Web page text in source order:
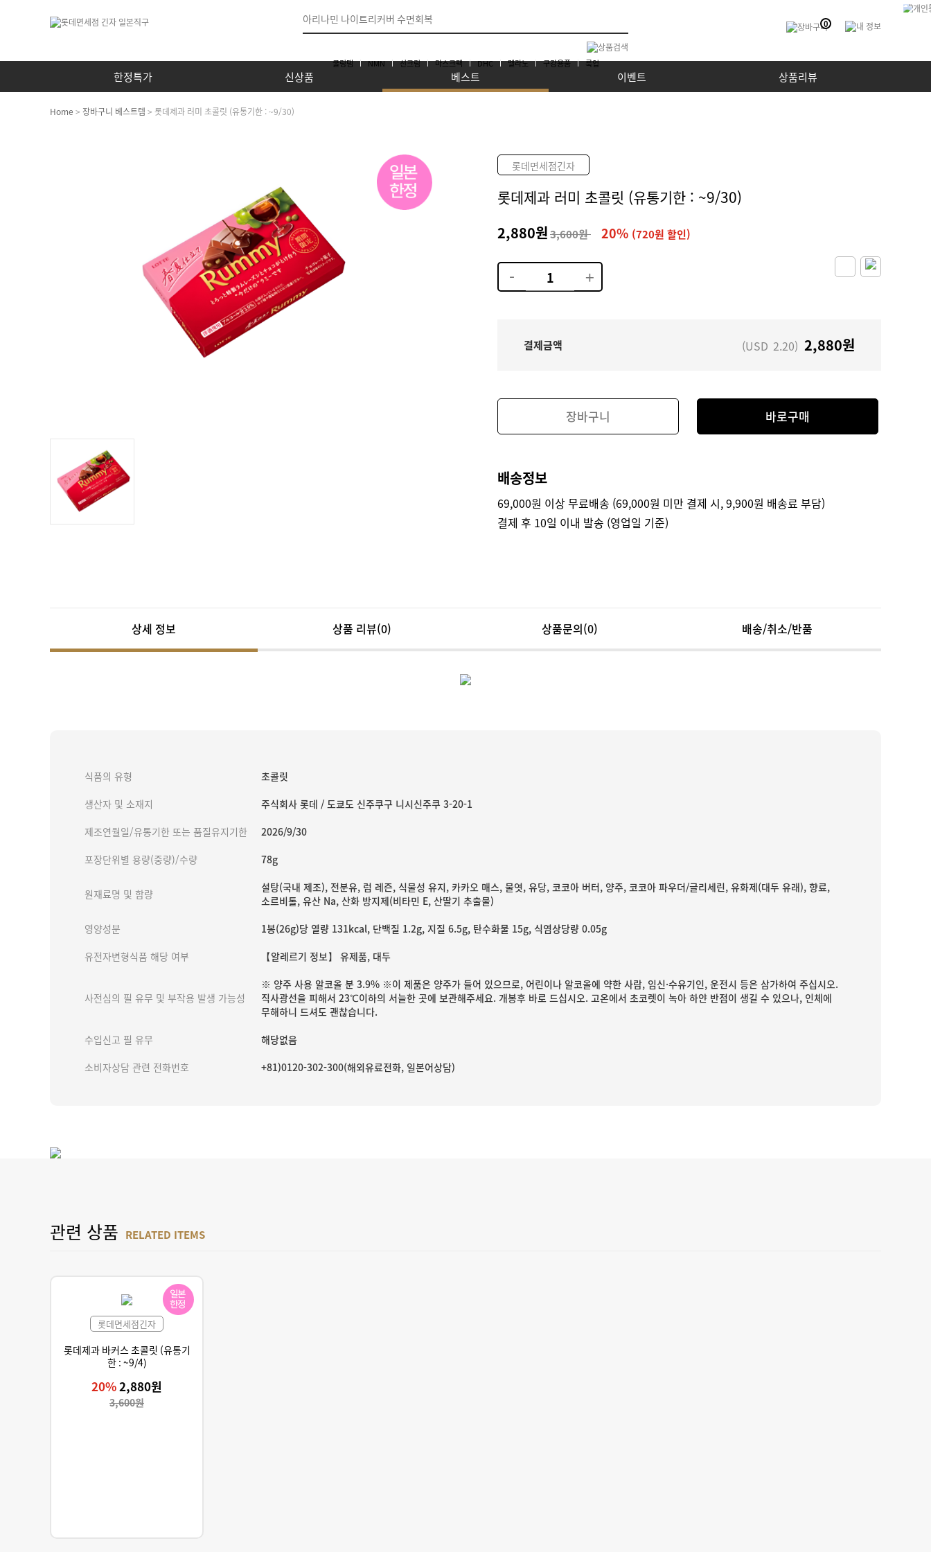
쿨링템 NMN 선크림 마스크팩 DHC 멜라노 구강용품 룩업
0
한정특가 신상품 베스트 이벤트 상품리뷰
Home > 장바구니 베스트템 > 롯데제과 러미 초콜릿 (유통기한 : ~9/30)
롯데면세점긴자
롯데제과 러미 초콜릿 (유통기한 : ~9/30)
2,880원3,600원 20% (720원 할인)
결제금액 (USD 2.20) 2,880원
장바구니 바로구매
배송정보
69,000원 이상 무료배송 (69,000원 미만 결제 시, 9,900원 배송료 부담)
결제 후 10일 이내 발송 (영업일 기준)
상세 정보 상품 리뷰(0) 상품문의(0) 배송/취소/반품
식품의 유형
초콜릿
생산자 및 소재지
주식회사 롯데 / 도쿄도 신주쿠구 니시신주쿠 3-20-1
제조연월일/유통기한 또는 품질유지기한
2026/9/30
포장단위별 용량(중량)/수량
78g
원재료명 및 함량
설탕(국내 제조), 전분유, 럼 레즌, 식물성 유지, 카카오 매스, 물엿, 유당, 코코아 버터, 양주, 코코아 파우더/글리세린, 유화제(대두 유래), 향료,
소르비톨, 유산 Na, 산화 방지제(비타민 E, 산딸기 추출물)
영양성분
1봉(26g)당 열량 131kcal, 단백질 1.2g, 지질 6.5g, 탄수화물 15g, 식염상당량 0.05g
유전자변형식품 해당 여부
【알레르기 정보】 유제품, 대두
사전심의 필 유무 및 부작용 발생 가능성
※ 양주 사용 알코올 분 3.9% ※이 제품은 양주가 들어 있으므로, 어린이나 알코올에 약한 사람, 임신·수유기인, 운전시 등은 삼가하여 주십시오.
직사광선을 피해서 23℃이하의 서늘한 곳에 보관해주세요. 개봉후 바로 드십시오. 고온에서 초코렛이 녹아 하얀 반점이 생길 수 있으나, 인체에
무해하니 드셔도 괜찮습니다.
수입신고 필 유무
해당없음
소비자상담 관련 전화번호
+81)0120-302-300(해외유료전화, 일본어상담)
관련 상품 RELATED ITEMS
롯데면세점긴자
롯데제과 바커스 초콜릿 (유통기
한 : ~9/4)
20%2,880원
3,600원